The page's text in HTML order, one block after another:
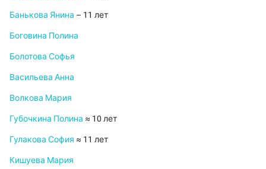
Банькова Янина – 11 лет
Боговина Полина
Болотова Софья
Васильева Анна
Волкова Мария
Губочкина Полина ≈ 10 лет
Гулакова София ≈ 11 лет
Кишуева Мария